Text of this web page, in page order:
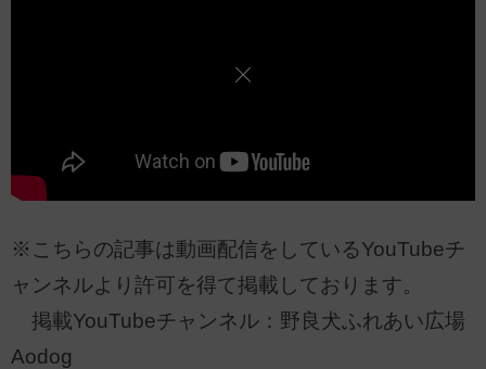
※こちらの記事は動画配信をしているYouTubeチ
ャンネルより許可を得て掲載しております。
掲載YouTubeチャンネル：野良犬ふれあい広場
Aodog